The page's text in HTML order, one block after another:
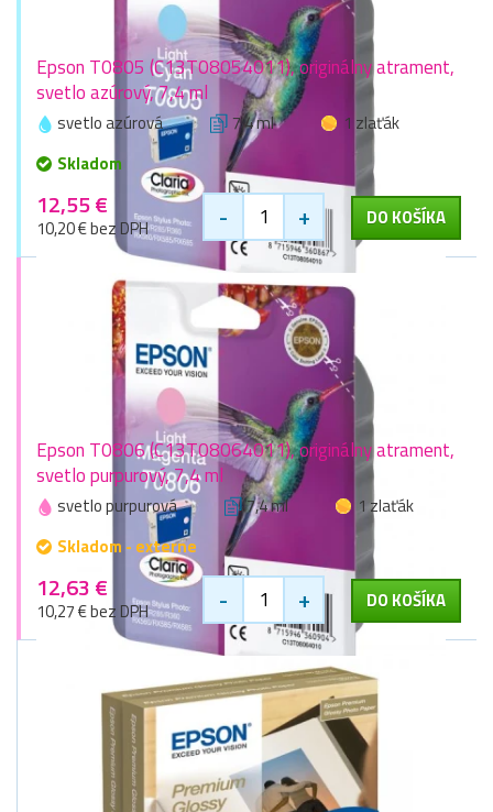
Epson T0805 (C13T08054011), originálny atrament,
svetlo azúrový, 7,4 ml
svetlo azúrová 7,4 ml
1 zlaťák
Skladom
12,55 €
10,20 € bez DPH - + DO KOŠÍKA
Epson T0806 (C13T08064011), originálny atrament,
svetlo purpurový, 7,4 ml
svetlo purpurová 7,4 ml
1 zlaťák
Skladom - externe
12,63 €
10,27 € bez DPH - + DO KOŠÍKA